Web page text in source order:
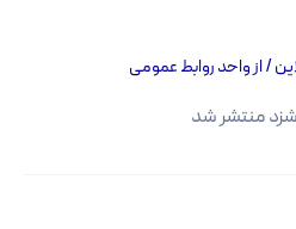
/ ازواحد روابط عمومی
منتشر شد